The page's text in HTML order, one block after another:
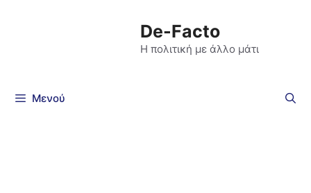
De-Facto
Η πολιτική με άλλο μάτι
Μενού